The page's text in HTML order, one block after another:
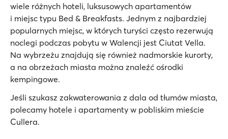
wiele różnych hoteli, luksusowych apartamentów
i miejsc typu Bed & Breakfasts. Jednym z najbardziej
popularnych miejsc, w których turyści często rezerwują
noclegi podczas pobytu w Walencji jest Ciutat Vella.
Na wybrzeżu znajdują się również nadmorskie kurorty,
a na obrzeżach miasta można znaleźć ośrodki
kempingowe.
Jeśli szukasz zakwaterowania z dala od tłumów miasta,
polecamy hotele i apartamenty w pobliskim mieście
Cullera.